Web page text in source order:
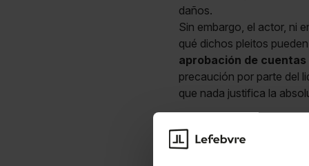
daños.
Sin embargo, el actor, ni
qué dichos pleitos
aprobación de cuentas
precaución por parte del
que nada justifica la